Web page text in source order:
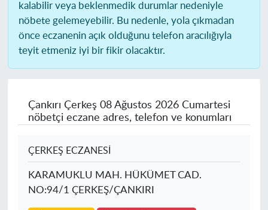
kalabilir veya beklenmedik durumlar nedeniyle
nöbete gelemeyebilir. Bu nedenle, yola çıkmadan
önce eczanenin açık olduğunu telefon aracılığıyla
teyit etmeniz iyi bir fikir olacaktır.
Çankırı Çerkeş 08 Ağustos 2026 Cumartesi
nöbetçi eczane adres, telefon ve konumları
ÇERKEŞ ECZANESİ
KARAMUKLU MAH. HÜKÜMET CAD.
NO:94/1 ÇERKEŞ/ÇANKIRI